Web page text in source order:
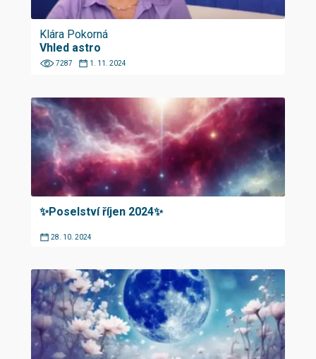
Klára Pokorná
Vhled astro
7287 1. 11. 2024
✨Poselství říjen 2024✨
28. 10. 2024